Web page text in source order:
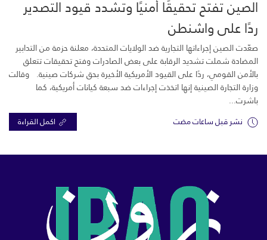
الصين تفتح تحقيقًا أمنيًا وتشدد قيود التصدير
ردًا على واشنطن
صعّدت الصين إجراءاتها التجارية ضد الولايات المتحدة، معلنة حزمة من التدابير
المضادة شملت تشديد الرقابة على بعض الصادرات وفتح تحقيقات تتعلق
بالأمن القومي، ردًا على القيود الأمريكية الأخيرة بحق شركات صينية. وقالت
وزارة التجارة الصينية إنها اتخذت إجراءات ضد سبعة كيانات أمريكية، كما
باشرت...
نشر قبل ساعات مضت اكمل القراءة